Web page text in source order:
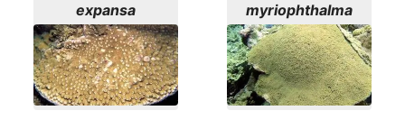
expansa
myriophthalma